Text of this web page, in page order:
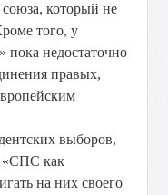
союза, который не
того, у
пока недостаточно
правых,
выборов,
«СПС как
на них своего